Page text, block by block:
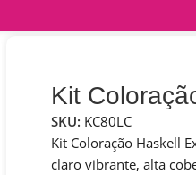
Kit
SKU: KC80LC
Kit Coloração Haskell
claro vibrante, alta